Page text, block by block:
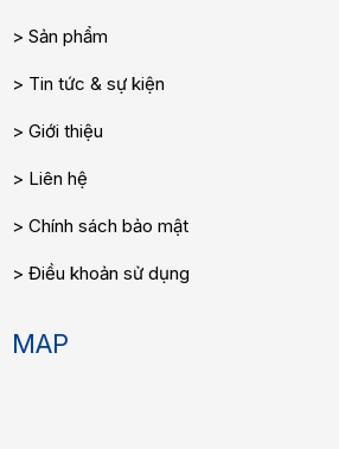
Sản phẩm
Tin tức & sự kiện
Giới thiệu
Liên hệ
Chính sách bảo mật
Điều khoản sử dụng
MAP